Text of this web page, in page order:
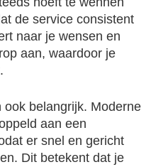
de service consistent
naar je wensen en
aan, waardoor je
belangrijk. Moderne
aan een
er snel en gericht
Dit betekent dat je